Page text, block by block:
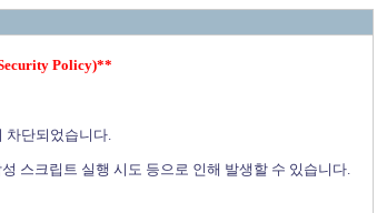
Policy)**
차단되었습니다.
스크립트 실행 시도 등으로 인해 발생할 수 있습니다.